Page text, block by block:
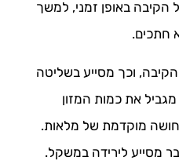
הקיבה באופן זמני, למשך
וכך מסייע בשליטה
את כמות המזון
מוקדמת של מלאות.
מסייע לירידה במשקל.